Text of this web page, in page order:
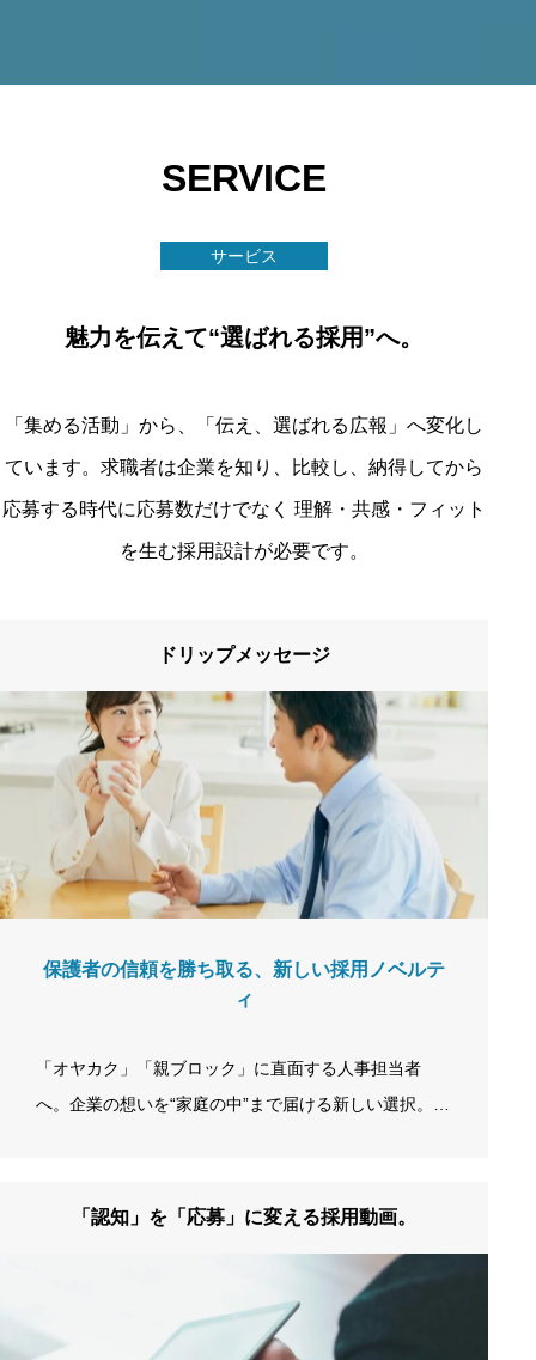
SERVICE
サービス
魅力を伝えて“選ばれる採用”へ。
「集める活動」から、「伝え、選ばれる広報」へ変化し
ています。求職者は企業を知り、比較し、納得してから
応募する時代に応募数だけでなく 理解・共感・フィット
を生む採用設計が必要です。
ドリップメッセージ
保護者の信頼を勝ち取る、新しい採用ノベルテ
ィ
「オヤカク」「親ブロック」に直面する人事担当者
へ。企業の想いを“家庭の中”まで届ける新しい選択。学
ってしまうのか？ 採用活動では、これまで「学生本
た。しかし現実には、意思決定の最終段階で“見えない
壁”が存在します。それが、「家庭」というもう一つの
意思決定の場です。 つまり採用は、“学生1人の意思決
「認知」を「応募」に変える採用動画。